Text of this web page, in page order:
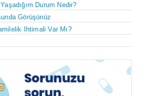
Durum Nedir?
Görüşünüz
Ihtimali Var Mı?